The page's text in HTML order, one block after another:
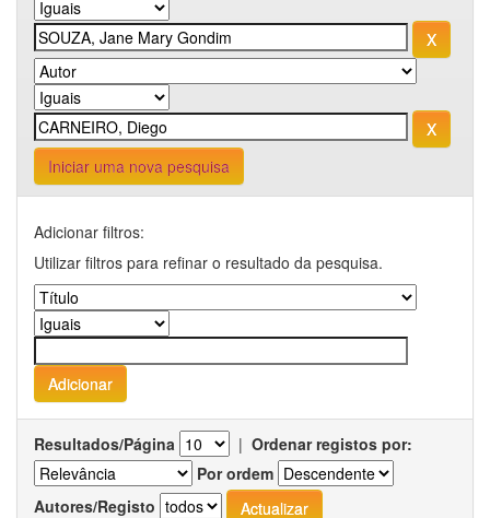
Iniciar uma nova pesquisa
Adicionar filtros:
Utilizar filtros para refinar o resultado da pesquisa.
Resultados/Página | Ordenar registos por:
Por ordem
Autores/Registo